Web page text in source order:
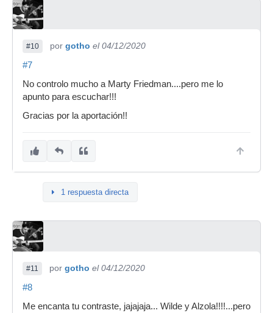
#10 por gotho el 04/12/2020
#7
No controlo mucho a Marty Friedman....pero me lo
apunto para escuchar!!!
Gracias por la aportación!!
1 respuesta directa
#11 por gotho el 04/12/2020
#8
Me encanta tu contraste, jajajaja... Wilde y Alzola!!!!...pero